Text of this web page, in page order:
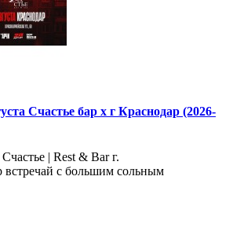
Счастье бар х г Краснодар (2026-
| Rest & Bar г.
встречай с большим сольным